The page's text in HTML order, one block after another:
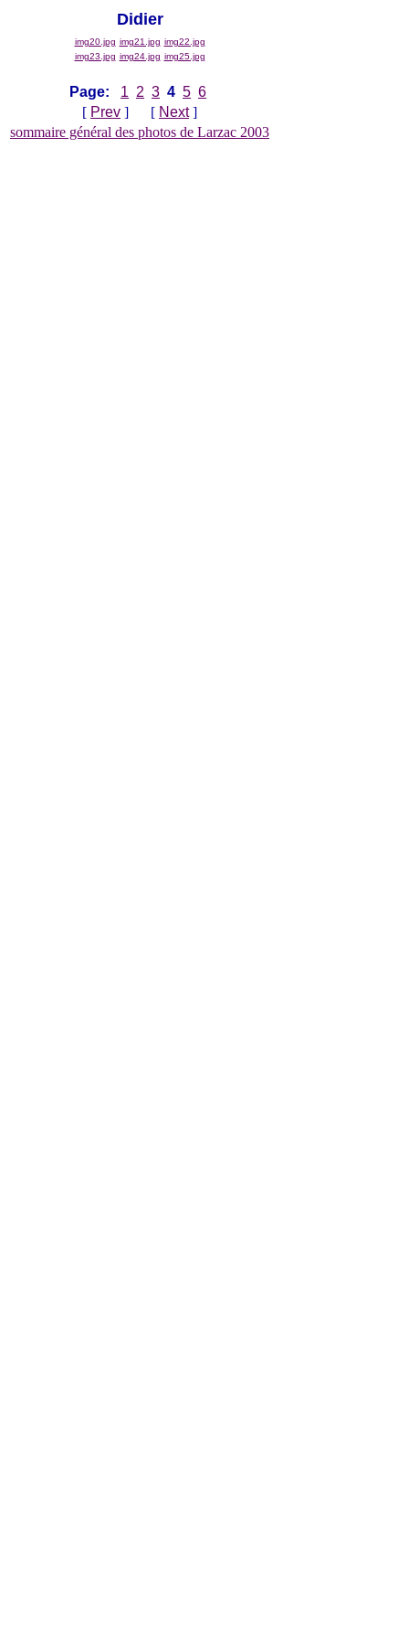
Didier
img20.jpg img21.jpg img22.jpg
img23.jpg img24.jpg img25.jpg
Page: 1 2 3 4 5 6
[ Prev ] [ Next]
sommaire général des photos de Larzac 2003